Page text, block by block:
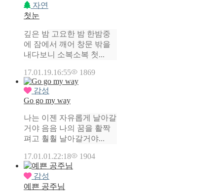
자연
첫눈
깊은 밤 고요한 밤 한밤중
에 잠에서 깨어 창문 밖을
내다보니 소복소복 첫...
17.01.19.16:55 1869
감성
Go go my way
나는 이젠 자유롭게 날아갈
거야 음음 나의 꿈을 활짝
펴고 훨훨 날아갈거야...
17.01.01.22:18 1904
감성
예쁜 공주님